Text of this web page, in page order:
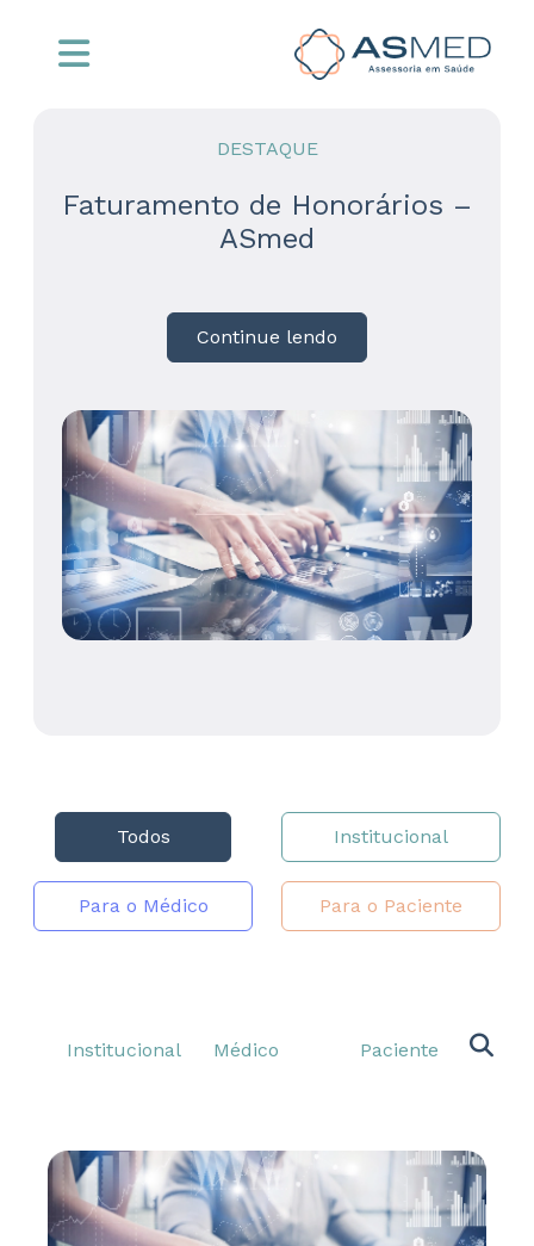
DESTAQUE
Faturamento de Honorários –
ASmed
Continue lendo
Todos Institucional
Para o Médico Para o Paciente
Institucional Médico Paciente